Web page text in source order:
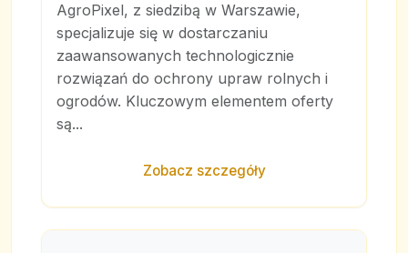
AgroPixel, z siedzibą w Warszawie,
specjalizuje się w dostarczaniu
zaawansowanych technologicznie
rozwiązań do ochrony upraw rolnych i
ogrodów. Kluczowym elementem oferty
są...
Zobacz szczegóły